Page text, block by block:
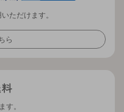
ただけます。
ら
す。